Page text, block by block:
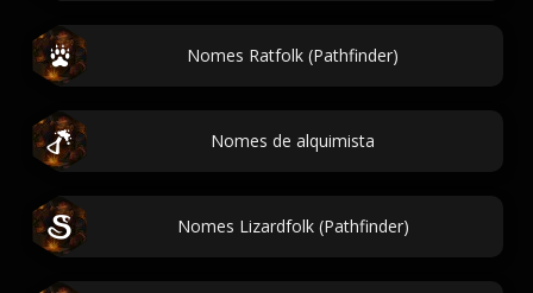
Nomes Ratfolk (Pathfinder)
Nomes de alquimista
Nomes Lizardfolk (Pathfinder)